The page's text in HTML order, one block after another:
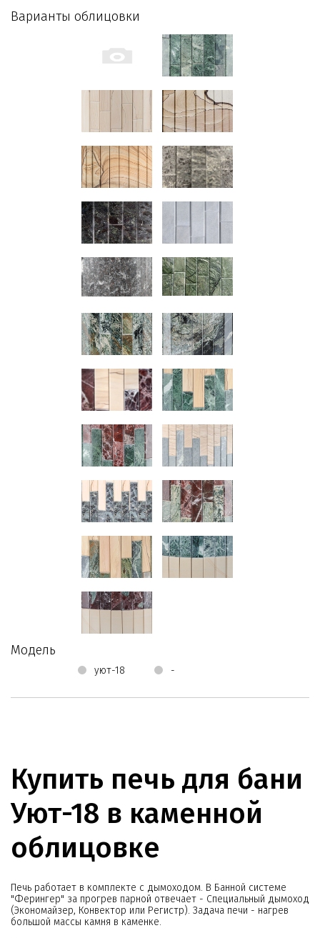
Варианты облицовки
Модель
уют-18 -
Купить печь для бани
Уют-18 в каменной
облицовке
Печь работает в комплекте с дымоходом. В Банной системе
"Ферингер" за прогрев парной отвечает - Специальный дымоход
(Экономайзер, Конвектор или Регистр). Задача печи - нагрев
большой массы камня в каменке.